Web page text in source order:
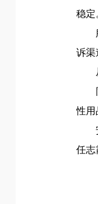
稳定
服
诉渠
从
同
性用
安
任志